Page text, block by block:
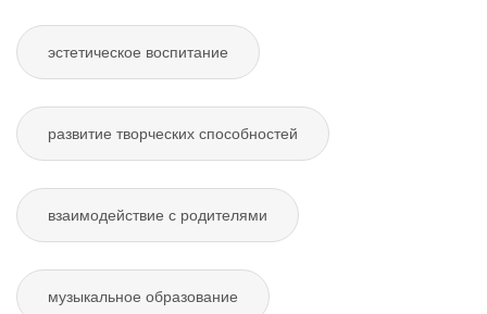
эстетическое воспитание
развитие творческих способностей
взаимодействие с родителями
музыкальное образование